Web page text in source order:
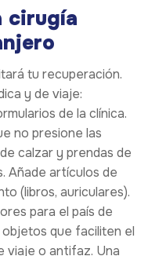
cirugía
tu recuperación.
y de viaje:
de la clínica.
no presione las
calzar y prendas de
Añade artículos de
(libros, auriculares).
para el país de
que faciliten el
viaje o antifaz. Una